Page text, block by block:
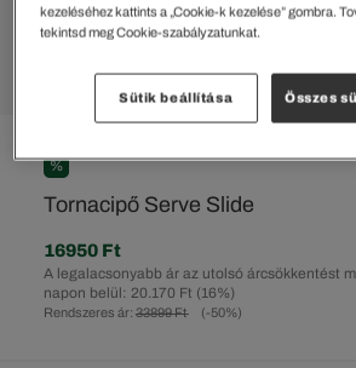
%
Tornacipő Serve Slide
Rendszeres ár: 33899 Ft (-50%)
A legalacsonyabb ár az utolsó árcsökkentést
napon belül: 20.170 Ft (16%)
16950 Ft
kezeléséhez kattints a „Cookie-k kezelése” gombra.
tekintsd meg Cookie-szabályzatunkat.
Sütik beállítása Összes